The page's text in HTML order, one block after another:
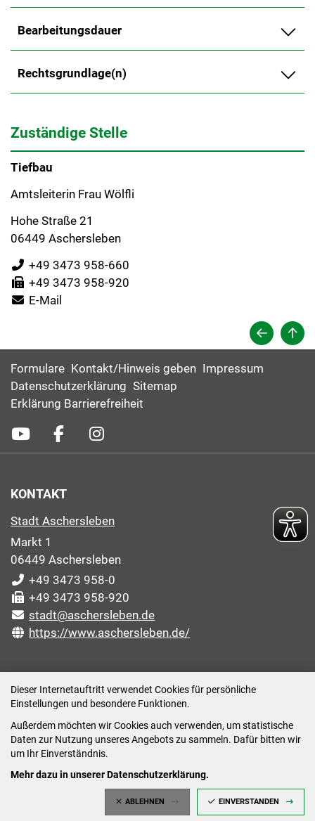
Dieser Internetauftritt verwendet Cookies für persönliche
Einstellungen und besondere Funktionen.
Außerdem möchten wir Cookies auch verwenden, um statistische
Daten zur Nutzung unseres Angebots zu sammeln. Dafür bitten wir
um Ihr Einverständnis.
Mehr dazu in unserer Datenschutzerklärung.
ABLEHNEN EINVERSTANDEN
Bearbeitungsdauer
Rechtsgrundlage(n)
Zuständige Stelle
Tiefbau
Amtsleiterin Frau Wölfli
Hohe Straße 21
06449 Aschersleben
+49 3473 958-660
+49 3473 958-920
E-Mail
Formulare Kontakt/Hinweis geben Impressum
Datenschutzerklärung Sitemap
Erklärung Barrierefreiheit
KONTAKT
Stadt Aschersleben
Markt 1
06449 Aschersleben
+49 3473 958-0
+49 3473 958-920
stadt@aschersleben.de
https://www.aschersleben.de/
Montag: 09:00-12:00 /14:00-15:00 Uhr
Dienstag: 09:00-12:00 /14:00-16:00 Uhr
Mittwoch: 09:00 - 12:00 Uhr (nach vorheriger
Donnerstag: 09:00-12:00 /14:00-18:00 Uhr
Freitag: 09:00-12:00 Uhr